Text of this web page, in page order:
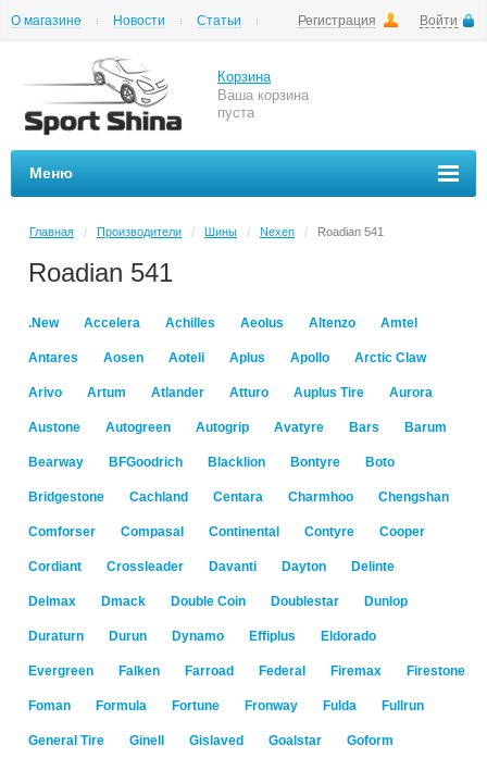
Регистрация Войти
О магазине Новости
Статьи
Корзина
Ваша корзина
пуста
Меню
Главная / Производители / Шины / Nexen / Roadian 541
Roadian 541
.New Accelera Achilles Aeolus Altenzo Amtel
Antares Aosen Aoteli Aplus Apollo Arctic Claw
Arivo Artum Atlander Atturo Auplus Tire Aurora
Austone Autogreen Autogrip Avatyre Bars Barum
Bearway BFGoodrich Blacklion Bontyre Boto
Bridgestone Cachland Centara Charmhoo Chengshan
Comforser Compasal Continental Contyre Cooper
Cordiant Crossleader Davanti Dayton Delinte
Delmax Dmack Double Coin Doublestar Dunlop
Duraturn Durun Dynamo Effiplus Eldorado
Evergreen Falken Farroad Federal Firemax Firestone
Foman Formula Fortune Fronway Fulda Fullrun
General Tire Ginell Gislaved Goalstar Goform